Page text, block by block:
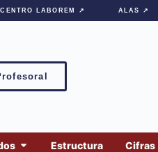
CENTRO LABOREM ↗ ALAS ↗
Estructura Cifras